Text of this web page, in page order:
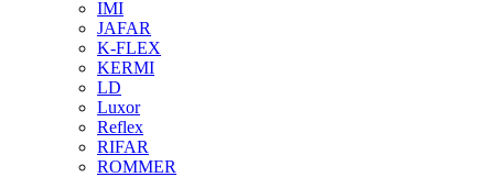
IMI
JAFAR
K-FLEX
KERMI
LD
Luxor
Reflex
RIFAR
ROMMER